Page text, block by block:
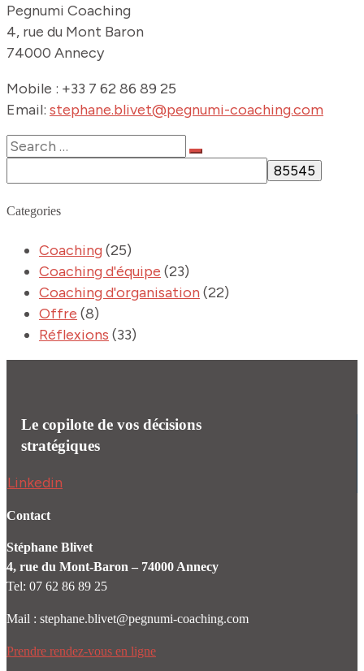
Pegnumi Coaching
4, rue du Mont Baron
74000 Annecy
Mobile : +33 7 62 86 89 25
Email: stephane.blivet@pegnumi-coaching.com
Categories
Coaching(25)
Coaching d'équipe (23)
Coaching d'organisation(22)
Offre (8)
Réflexions (33)
Le copilote de vos décisions
stratégiques
Linkedin
Contact
Stéphane Blivet
4, rue du Mont-Baron – 74000 Annecy
Tel: 07 62 86 89 25
Mail : stephane.blivet@pegnumi-coaching.com
Prendre rendez-vous en ligne